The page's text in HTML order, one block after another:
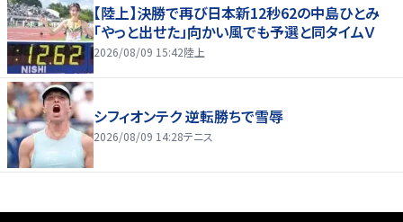
【陸上】決勝で再び日本新12秒62の中島ひとみ
「やっと出せた」向かい風でも予選と同タイムＶ
2026/08/09 15:42陸上
シフィオンテク 逆転勝ちで雪辱
2026/08/09 14:28テニス